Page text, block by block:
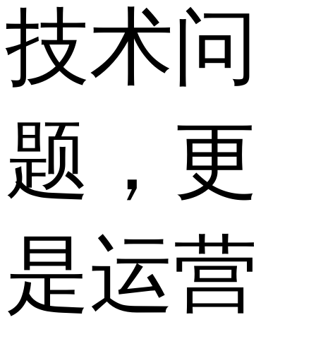
技术问
题，更
是运营